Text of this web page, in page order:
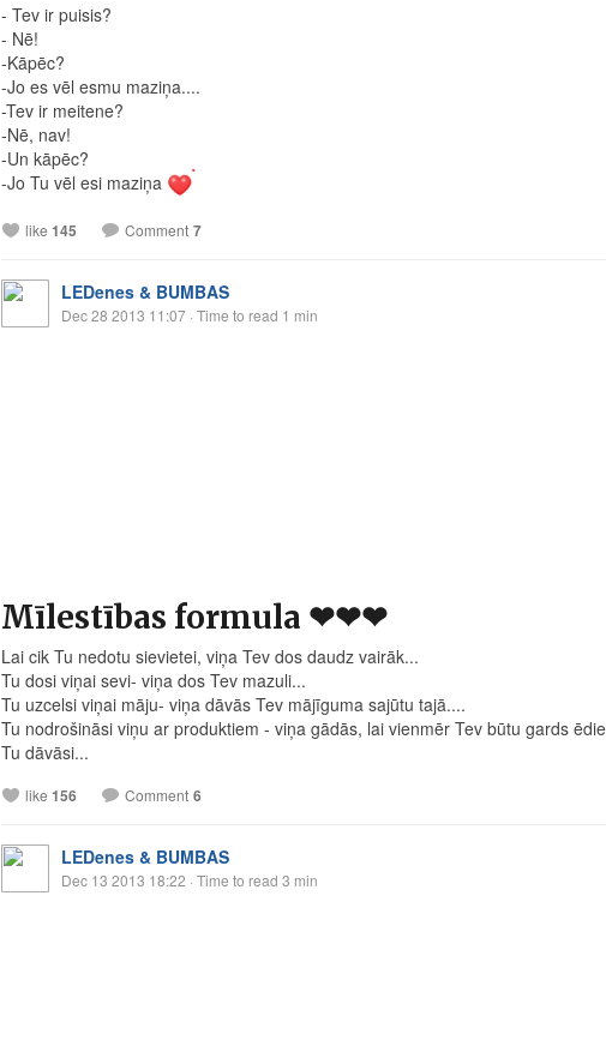
- Tev ir puisis?
- Nē!
-Kāpēc?
-Jo es vēl esmu maziņa....
-Tev ir meitene?
-Nē, nav!
-Un kāpēc?
-Jo Tu vēl esi maziņa
like 145 Comment 7
LEDenes & BUMBAS
Dec 28 2013 11:07 · Time to read 1 min
Mīlestības formula ❤❤❤
Lai cik Tu nedotu sievietei, viņa Tev dos daudz vairāk...
Tu dosi viņai sevi- viņa dos Tev mazuli...
Tu uzcelsi viņai māju- viņa dāvās Tev mājīguma sajūtu tajā....
Tu nodrošināsi viņu ar produktiem - viņa gādās, lai vienmēr Tev būtu gards
Tu dāvāsi...
like 156 Comment 6
LEDenes & BUMBAS
Dec 13 2013 18:22 · Time to read 3 min